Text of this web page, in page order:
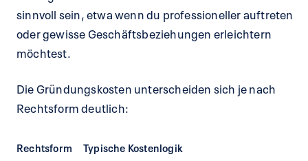
sinnvoll sein, etwa wenn du professioneller auftreten
oder gewisse Geschäftsbeziehungen erleichtern
möchtest.
Die Gründungskosten unterscheiden sich je nach
Rechtsform deutlich:
Rechtsform Typische Kostenlogik